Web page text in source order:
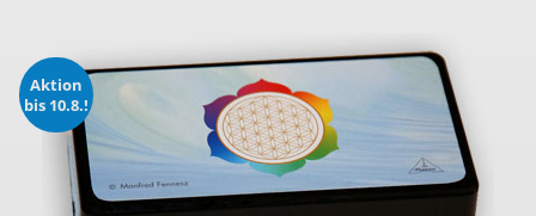
Aktion
bis 10.8.!